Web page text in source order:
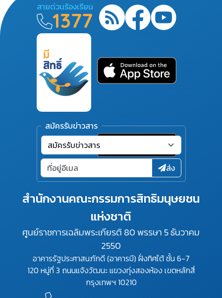
สำนักงานคณะกรรมการสิทธิมนุษยชน
แห่งชาติ
ศูนย์ราชการเฉลิมพระเกียรติ 80 พรรษา 5 ธันวาคม
2550
อาคารรัฐประศาสนภักดี (อาคารบี) ฝั่งทิศใต้ ชั้น 6-7
120 หมู่ที่ 3 ถนนแจ้งวัฒนะ แขวงทุ่งสองห้อง เขตหลักสี่
กรุงเทพฯ 10210
สายด่วนร้องเรียน
1377
สมัครรับข่าวสาร
ส่ง